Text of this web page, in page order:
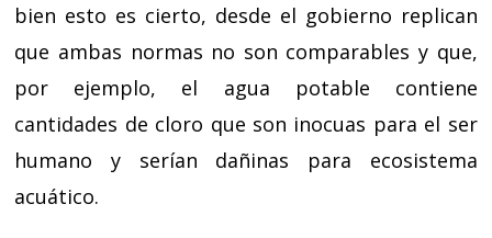
bien esto es cierto, desde el gobierno replican
que ambas normas no son comparables y que,
por ejemplo, el agua potable contiene
cantidades de cloro que son inocuas para el ser
humano y serían dañinas para ecosistema
acuático.